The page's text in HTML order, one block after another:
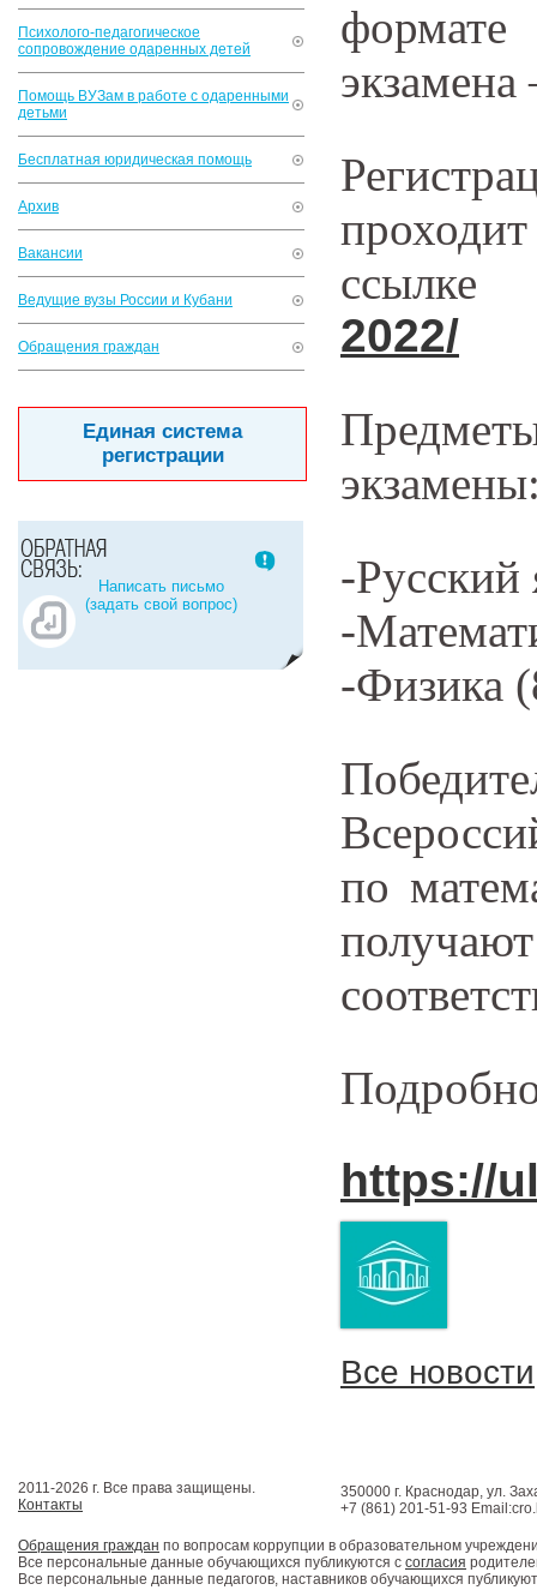
Психолого-педагогическое
сопровождение одаренных детей
Помощь ВУЗам в работе с одаренными
детьми
Бесплатная юридическая помощь
Архив
Вакансии
Ведущие вузы России и Кубани
Обращения граждан
Единая система
регистрации
Написать письмо
(задать свой вопрос)
2022/
-
-
-Физика
по
https://
Все новости
2011-2026 г. Все права защищены.
Контакты
350000 г. Краснодар, ул.
+7 (861) 201-51-93
Обращения граждан по вопросам коррупции в образовательном
Все персональные данные обучающихся публикуются с согласия
Все персональные данные педагогов, наставников обучающихся